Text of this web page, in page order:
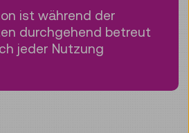
ist während der
durchgehend betreut
jeder Nutzung